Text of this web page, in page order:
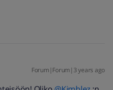
Forum|Forum|3 years ago